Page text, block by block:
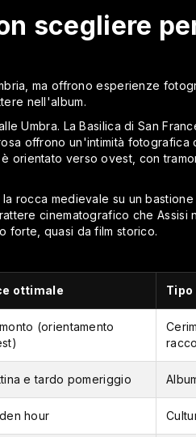
scegliere
ma offrono esperienze
nell'album.
Umbra. La Basilica di San
offrono un'intimità fotografica
orientato verso ovest, con
rocca medievale su un
cinematografico che Assisi
forte, quasi da film storico.
ottimale Tipo
(orientamento
e tardo pomeriggio
hour